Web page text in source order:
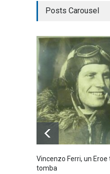
Posts Carousel
Vincenzo Ferri, un
tomba